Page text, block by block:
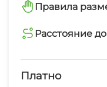
Правила
запрещено
Расстояние до
магазин
Платно